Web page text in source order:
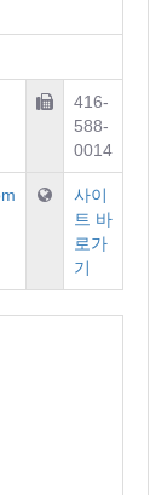
416-
588-
0014
사이
트 바
로가
기